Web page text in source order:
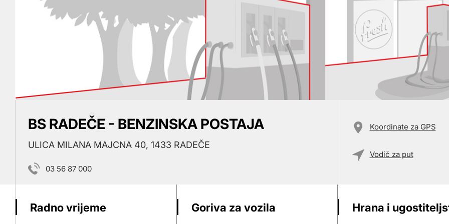
BS RADEČE - BENZINSKA POSTAJA
ULICA MILANA MAJCNA 40, 1433 RADEČE
03 56 87 000
Koordinate za GPS
Vodič za put
Radno vrijeme Goriva za vozila Hrana i